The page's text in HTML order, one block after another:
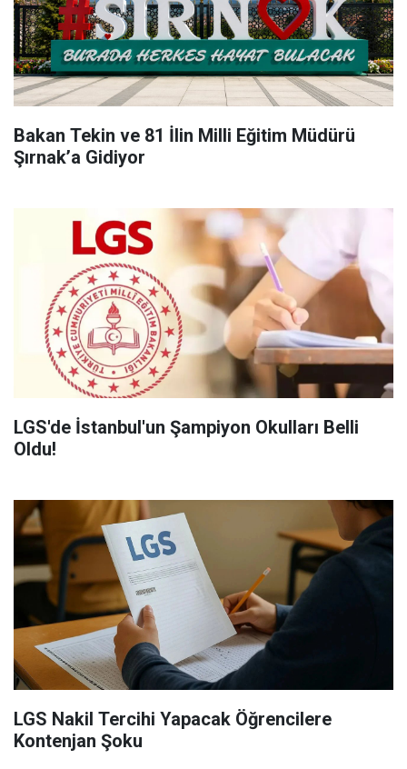
Bakan Tekin ve 81 İlin Milli Eğitim Müdürü
Şırnak’a Gidiyor
LGS'de İstanbul'un Şampiyon Okulları Belli
Oldu!
LGS Nakil Tercihi Yapacak Öğrencilere
Kontenjan Şoku